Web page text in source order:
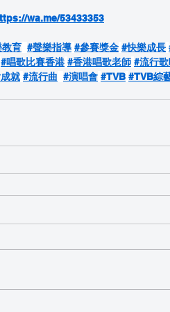
wa.me/53433353
教育 #聲樂指導 #參賽獎金 #快樂成長
#唱歌比賽香港 #香港唱歌老師 #流行
就 #流行曲 #演唱會 #TVB #TVB綜